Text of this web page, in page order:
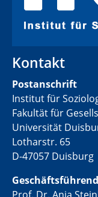
Kontakt
Postanschrift
Institut für
Fakultät für
Universität
Lotharstr. 65
D-47057 Duisburg